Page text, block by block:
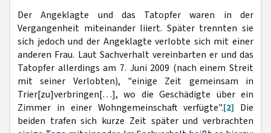
Der Angeklagte und das Tatopfer waren in der
Vergangenheit miteinander liiert. Später trennten sie
sich jedoch und der Angeklagte verlobte sich mit einer
anderen Frau. Laut Sachverhalt vereinbarten er und das
Tatopfer allerdings am 7. Juni 2009 (nach einem Streit
mit seiner Verlobten), "einige Zeit gemeinsam in
Trier[zu]verbringen[…], wo die Geschädigte über ein
Zimmer in einer Wohngemeinschaft verfügte".[2] Die
beiden trafen sich kurze Zeit später und verbrachten